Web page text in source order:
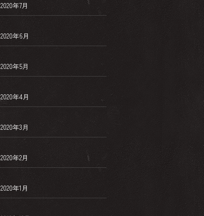
2020年7月
2020年6月
2020年5月
2020年4月
2020年3月
2020年2月
2020年1月